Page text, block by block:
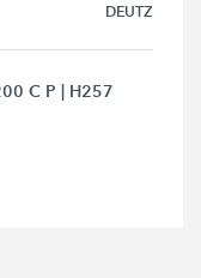
DEUTZ
C P | H257